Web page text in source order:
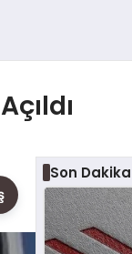
Son Dakika